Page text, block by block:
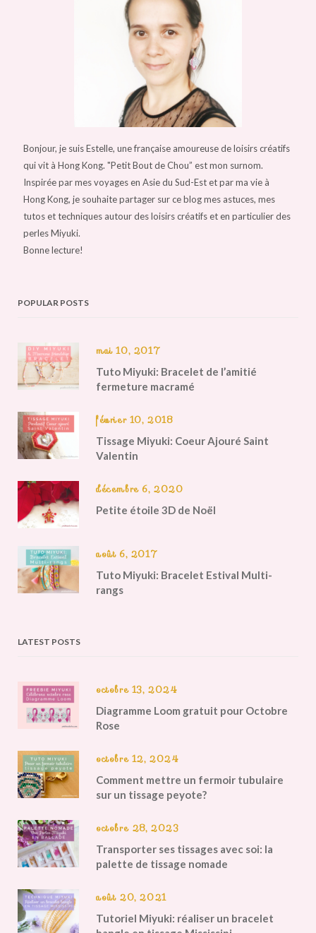
Bonjour, je suis Estelle, une française amoureuse de loisirs créatifs
qui vit à Hong Kong. "Petit Bout de Chou” est mon surnom.
Inspirée par mes voyages en Asie du Sud-Est et par ma vie à
Hong Kong, je souhaite partager sur ce blog mes astuces, mes
tutos et techniques autour des loisirs créatifs et en particulier des
perles Miyuki.
Bonne lecture!
POPULAR POSTS
mai 10, 2017
Tuto Miyuki: Bracelet de l’amitié
fermeture macramé
février 10, 2018
Tissage Miyuki: Coeur Ajouré Saint
Valentin
décembre 6, 2020
Petite étoile 3D de Noël
août 6, 2017
Tuto Miyuki: Bracelet Estival Multi-
rangs
LATEST POSTS
octobre 13, 2024
Diagramme Loom gratuit pour Octobre
Rose
octobre 12, 2024
Comment mettre un fermoir tubulaire
sur un tissage peyote?
octobre 28, 2023
Transporter ses tissages avec soi: la
palette de tissage nomade
août 20, 2021
Tutoriel Miyuki: réaliser un bracelet